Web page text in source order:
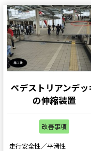
ペデストリアンデッ
の伸縮装置
改善事項
走行安全性／平滑性